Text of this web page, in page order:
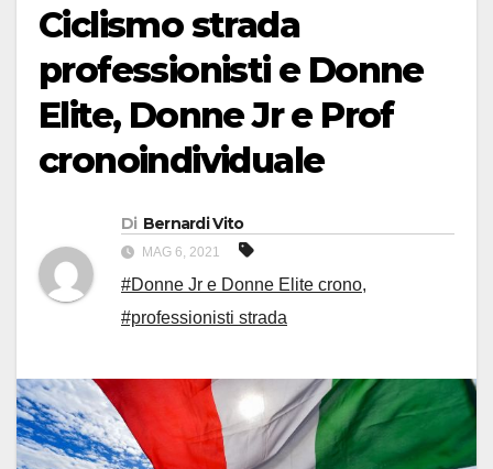
Ciclismo strada
professionisti e Donne
Elite, Donne Jr e Prof
cronoindividuale
Di Bernardi Vito
MAG 6, 2021
#Donne Jr e Donne Elite crono,
#professionisti strada